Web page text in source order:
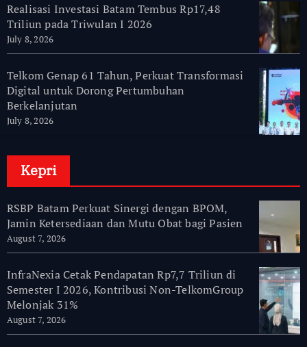
Realisasi Investasi Batam Tembus Rp17,48
Triliun pada Triwulan I 2026
July 8, 2026
Telkom Genap 61 Tahun, Perkuat Transformasi
Digital untuk Dorong Pertumbuhan
Berkelanjutan
July 8, 2026
Kepri
RSBP Batam Perkuat Sinergi dengan BPOM,
Jamin Ketersediaan dan Mutu Obat bagi Pasien
August 7, 2026
InfraNexia Cetak Pendapatan Rp7,7 Triliun di
Semester I 2026, Kontribusi Non-TelkomGroup
Melonjak 31%
August 7, 2026